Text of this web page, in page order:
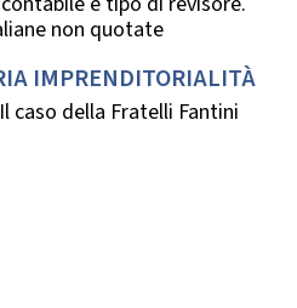
non quotate
IMPRENDITORIALITÀ
caso della Fratelli Fantini